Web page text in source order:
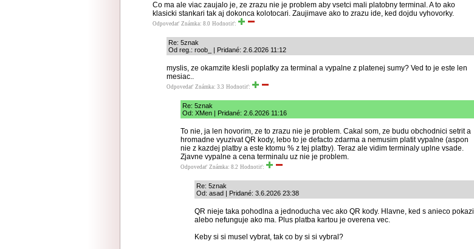
Co ma ale viac zaujalo je, ze zrazu nie je problem aby vsetci mali platobny terminal. A to ako
klasicki stankari tak aj dokonca kolotocari. Zaujimave ako to zrazu ide, ked dojdu vyhovorky.
Odpovedať Známka: 8.0 Hodnotiť:
Re: 5znak
Od reg.: roob_ | Pridané: 2.6.2026 11:12
myslis, ze okamzite klesli poplatky za terminal a vypalne z platenej sumy? Ved to je este len
mesiac..
Odpovedať Známka: 3.3 Hodnotiť:
Re: 5znak
Od: XMen | Pridané: 2.6.2026 11:16
To nie, ja len hovorim, ze to zrazu nie je problem. Cakal som, ze budu obchodnici setrit a
hromadne vyuzivat QR kody, lebo to je defacto zdarma a nemusim platit vypalne (aspon
nie z kazdej platby a este ktomu % z tej platby). Teraz ale vidim terminaly uplne vsade.
Zjavne vypalne a cena terminalu uz nie je problem.
Odpovedať Známka: 8.2 Hodnotiť:
Re: 5znak
Od: asad | Pridané: 3.6.2026 23:38
QR nieje taka pohodlna a jednoducha vec ako QR kody. Hlavne, ked s anieco pokazi
alebo nefunguje ako ma. Plus platba kartou je overena vec.
Keby si si musel vybrat, tak co by si si vybral?